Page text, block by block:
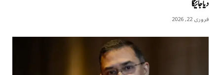
دیا جائیگا
فروری 22, 2026